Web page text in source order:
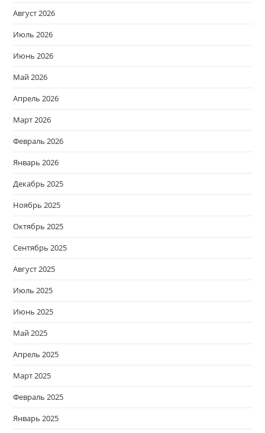
Август 2026
Июль 2026
Июнь 2026
Май 2026
Апрель 2026
Март 2026
Февраль 2026
Январь 2026
Декабрь 2025
Ноябрь 2025
Октябрь 2025
Сентябрь 2025
Август 2025
Июль 2025
Июнь 2025
Май 2025
Апрель 2025
Март 2025
Февраль 2025
Январь 2025